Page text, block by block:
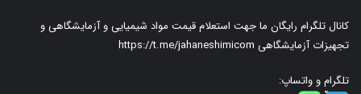
کانال تلگرام رایگان ما جهت استعلام قیمت مواد شیمیایی و آزمایشگاهی و
تجهیزات آزمایشگاهی https://t.me/jahaneshimicom
تلگرام و واتساپ: